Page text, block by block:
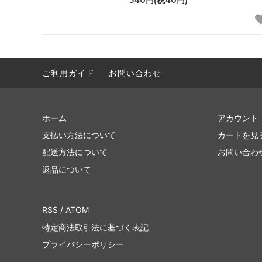
ご利用ガイド お問い合わせ
ホーム
支払い方法について
配送方法について
返品について
アカウント
カートを見
お問い合わ
RSS / ATOM
特定商法取引法に基づく表記
プライバシーポリシー